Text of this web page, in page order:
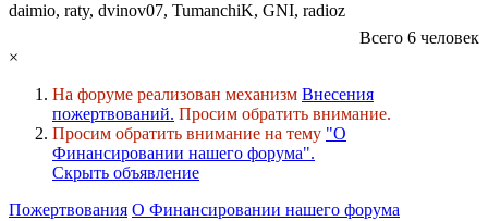
daimio, raty, dvinov07, TumanchiK, GNI, radioz
Всего 6 человек
×
На форуме реализован механизм Внесения
пожертвований. Просим обратить внимание.
Просим обратить внимание на тему "О
Финансировании нашего форума".
Скрыть объявление
Пожертвования О Финансировании нашего форума